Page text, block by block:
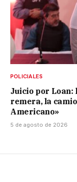
POLICIALES
Juicio por Loan:
remera, la
Americano»
5 de agosto de 2026